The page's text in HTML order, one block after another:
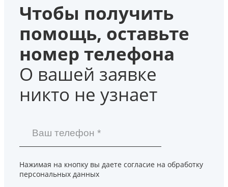
Чтобы получить
помощь, оставьте
номер телефона
О вашей заявке
никто не узнает
Нажимая на кнопку вы даете согласие на обработку
персональных данных